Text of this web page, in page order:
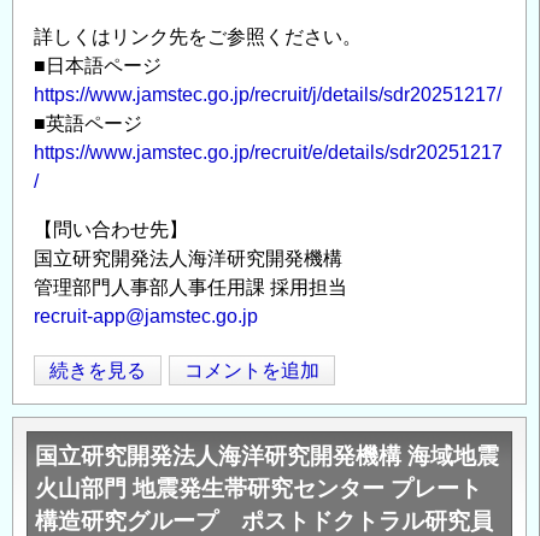
測
セ
ン
タ
ー
主
任
研
も
く
は
研
究
詳しくはリンク先をご参照ください。
■日本語ページ
https://www.jamstec.go.jp/recruit/j/details/sdr20251217/
■英語ページ
https://www.jamstec.go.jp/recruit/e/details/sdr20251217
/
【問い合わせ先】
国立研究開発法人海洋研究開発機構
管理部門人事部人事任用課 採用担当
recruit-app@jamstec.go.jp
国
立
研
究
開
発
続きを見る コメントを追加
国立研究開発法人海洋研究開発機構 海域地震
火山部門 地震発生帯研究センター プレート
構造研究グループ ポストドクトラル研究員